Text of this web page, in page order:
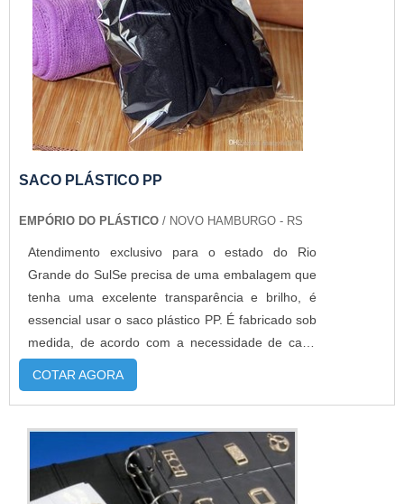
SACO PLÁSTICO PP
EMPÓRIO DO PLÁSTICO / NOVO HAMBURGO - RS
Atendimento exclusivo para o estado do Rio
Grande do SulSe precisa de uma embalagem que
tenha uma excelente transparência e brilho, é
essencial usar o saco plástico PP. É fabricado sob
medida, de acordo com a necessidade de cada
cliente. Além de serem fabricados com ou sem
impressão, este tipo de embalagem é
amplamente utilizado por gráficas, editoras,
laboratórios, confecções, entre outros segmentos.
O produto oferece diversas vantagen...
COTAR AGORA